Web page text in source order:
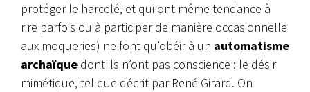
protéger le harcelé, et qui ont même tendance à
rire parfois ou à participer de manière occasionnelle
aux moqueries) ne font qu’obéir à un automatisme
archaïque dont ils n’ont pas conscience : le désir
mimétique, tel que décrit par René Girard. On